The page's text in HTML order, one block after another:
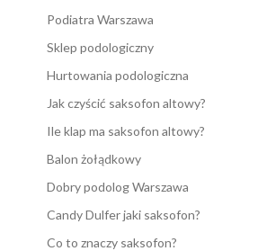
Podiatra Warszawa
Sklep podologiczny
Hurtowania podologiczna
Jak czyścić saksofon altowy?
Ile klap ma saksofon altowy?
Balon żołądkowy
Dobry podolog Warszawa
Candy Dulfer jaki saksofon?
Co to znaczy saksofon?